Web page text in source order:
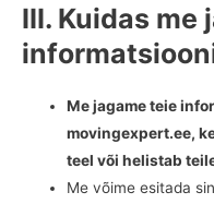
III. Kuidas me
Me jagame teie
movingexpert.ee,
teel või helistab
Me võime esitada